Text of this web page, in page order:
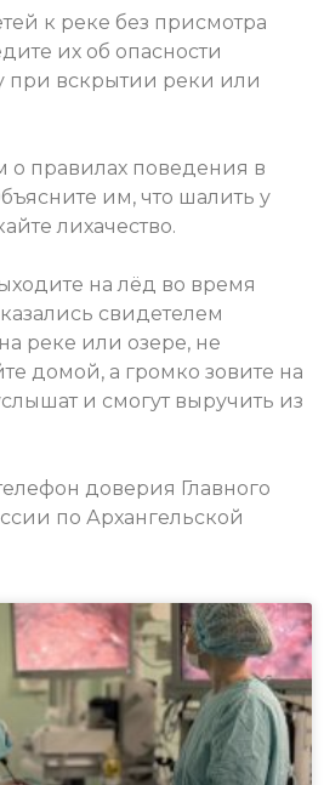
к реке без присмотра
их об опасности
при вскрытии реки или
о правилах поведения в
им, что шалить у
лихачество.
на лёд во время
свидетелем
реке или озере, не
домой, а громко зовите на
и смогут выручить из
доверия Главного
по Архангельской